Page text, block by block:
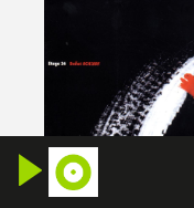
ETAGE 34